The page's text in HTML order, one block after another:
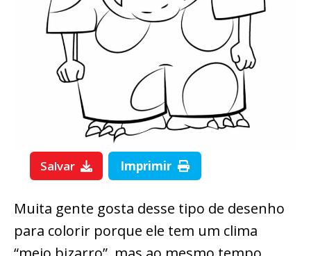
Salvar Imprimir
Muita gente gosta desse tipo de desenho
para colorir porque ele tem um clima